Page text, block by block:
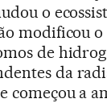
o
modificou o
de
da
começou a